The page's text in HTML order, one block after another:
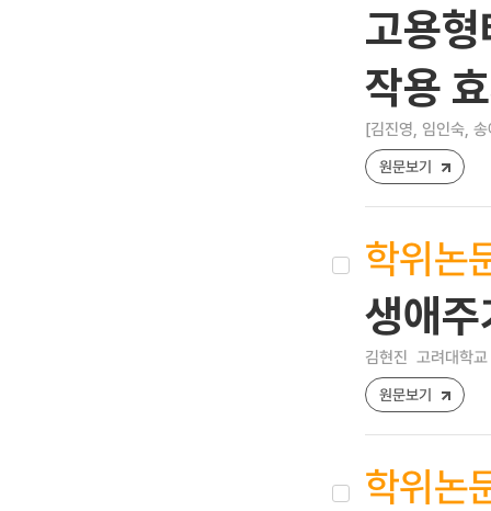
고용
작용
[김진영, 임인숙,
원문보기
학위논
생애
김현진 고려대학
원문보기
학위논